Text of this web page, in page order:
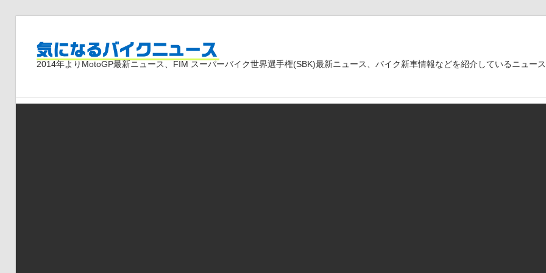
気
に
2014年よりMotoGP最新ニュース、FIM スーパーバイク世界選手権(SBK)最新ニュース、バイク新車情報などを紹介しているニュース